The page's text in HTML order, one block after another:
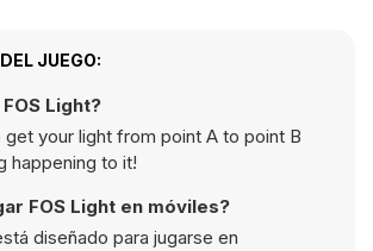
JUEGO:
Light?
get your light from point A to point B
happening to it!
FOS Light en móviles?
diseñado para jugarse en